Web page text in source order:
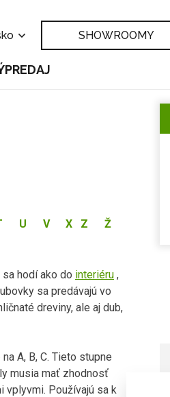
SHOWROOMY
U V X Z Ž
hodí ako do interiéru ,
sa predávajú vo
dreviny, ale aj dub,
A, B, C. Tieto stupne
musia mať zhodnosť
vplyvmi. Používajú sa k